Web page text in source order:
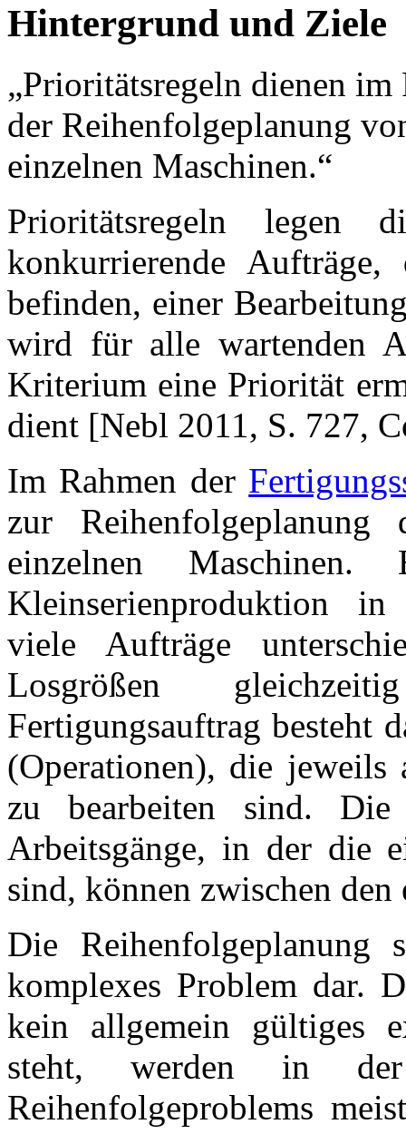
Hintergrund und Ziele
„Prioritätsregeln dienen im
der Reihenfolgeplanung
einzelnen Maschinen.“
Prioritätsregeln legen
konkurrierende
befinden, einer
wird für alle wartenden
Kriterium eine Priorität
dient [Nebl 2011, S. 727,
Im Rahmen der
zur Reihenfolgeplanung
einzelnen
Kleinserienproduktion in
viele Aufträge
Losgrößen
Fertigungsauftrag besteht
(Operationen), die jeweils
zu bearbeiten sind.
Arbeitsgänge, in der die
sind, können zwischen
Die Reihenfolgeplanung
komplexes Problem dar.
kein allgemein gültiges
steht, werden in
Reihenfolgeproblems